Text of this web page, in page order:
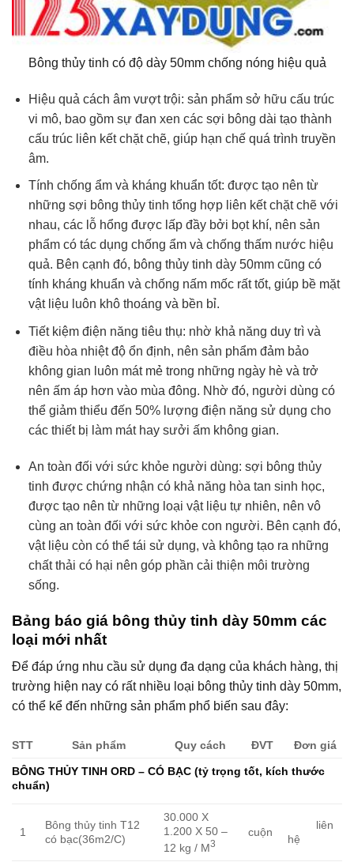
Bông thủy tinh có độ dày 50mm chống nóng hiệu quả
Hiệu quả cách âm vượt trội: sản phẩm sở hữu cấu trúc
vi mô, bao gồm sự đan xen các sợi bông dài tạo thành
cấu trúc liên kết chặt chẽ, giúp hạn chế quá trình truyền
âm.
Tính chống ẩm và kháng khuẩn tốt: được tạo nên từ
những sợi bông thủy tinh tổng hợp liên kết chặt chẽ với
nhau, các lỗ hổng được lấp đầy bởi bọt khí, nên sản
phẩm có tác dụng chống ẩm và chống thấm nước hiệu
quả. Bên cạnh đó, bông thủy tinh dày 50mm cũng có
tính kháng khuẩn và chống nấm mốc rất tốt, giúp bề mặt
vật liệu luôn khô thoáng và bền bỉ.
Tiết kiệm điện năng tiêu thụ: nhờ khả năng duy trì và
điều hòa nhiệt độ ổn định, nên sản phẩm đảm bảo
không gian luôn mát mẻ trong những ngày hè và trở
nên ấm áp hơn vào mùa đông. Nhờ đó, người dùng có
thể giảm thiểu đến 50% lượng điện năng sử dụng cho
các thiết bị làm mát hay sưởi ấm không gian.
An toàn đối với sức khỏe người dùng: sợi bông thủy
tinh được chứng nhận có khả năng hòa tan sinh học,
được tạo nên từ những loại vật liệu tự nhiên, nên vô
cùng an toàn đối với sức khỏe con người. Bên cạnh đó,
vật liệu còn có thể tái sử dụng, và không tạo ra những
chất thải có hại nên góp phần cải thiện môi trường
sống.
Bảng báo giá bông thủy tinh dày 50mm các
loại mới nhất
Để đáp ứng nhu cầu sử dụng đa dạng của khách hàng, thị
trường hiện nay có rất nhiều loại bông thủy tinh dày 50mm,
có thể kể đến những sản phẩm phổ biến sau đây:
STT Sản phẩm Quy cách ĐVT Đơn giá
BÔNG THỦY TINH ORD – CÓ BẠC (tỷ trọng tốt, kích thước
chuẩn)
1
Bông thủy tinh T12
có bạc(36m2/C)
30.000 X
1.200 X 50 –
12 kg / M3
cuộn
liên
hệ